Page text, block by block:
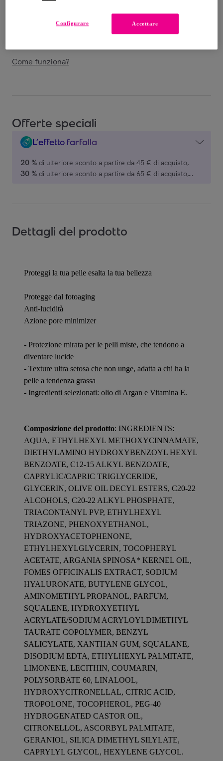
13/08
Come funziona?
Offerte speciali
L’effetto farfalla
20 % di ulteriore sconto a partire da 45 € di acquisto,
30 % di ulteriore sconto a partire da 65 € di acquisto,
Dettagli del prodotto
Proteggi la tua pelle esalta la tua bellezza
Protegge dal fotoaging
Anti-lucidità
Azione pore minimizer
- Protezione mirata per le pelli miste, che tendono a
diventare lucide
- Texture ultra setosa che non unge, adatta a chi ha la
pelle a tendenza grassa
- Ingredienti selezionati: olio di Argan e Vitamina E.
Composizione del prodotto: INGREDIENTS:
AQUA, ETHYLHEXYL METHOXYCINNAMATE,
DIETHYLAMINO HYDROXYBENZOYL HEXYL
BENZOATE, C12-15 ALKYL BENZOATE,
CAPRYLIC/CAPRIC TRIGLYCERIDE,
GLYCERIN, OLIVE OIL DECYL ESTERS, C20-22
ALCOHOLS, C20-22 ALKYL PHOSPHATE,
TRIACONTANYL PVP, ETHYLHEXYL
TRIAZONE, PHENOXYETHANOL,
HYDROXYACETOPHENONE,
ETHYLHEXYLGLYCERIN, TOCOPHERYL
ACETATE, ARGANIA SPINOSA* KERNEL OIL,
FOMES OFFICINALIS EXTRACT, SODIUM
HYALURONATE, BUTYLENE GLYCOL,
AMINOMETHYL PROPANOL, PARFUM,
SQUALENE, HYDROXYETHYL
ACRYLATE/SODIUM ACRYLOYLDIMETHYL
TAURATE COPOLYMER, BENZYL
SALICYLATE, XANTHAN GUM, SQUALANE,
DISODIUM EDTA, ETHYLHEXYL PALMITATE,
LIMONENE, LECITHIN, COUMARIN,
POLYSORBATE 60, LINALOOL,
HYDROXYCITRONELLAL, CITRIC ACID,
TROPOLONE, TOCOPHEROL, PEG-40
HYDROGENATED CASTOR OIL,
CITRONELLOL, ASCORBYL PALMITATE,
GERANIOL, SILICA DIMETHYL SILYLATE,
CAPRYLYL GLYCOL, HEXYLENE GLYCOL.
Accettare
Configurare